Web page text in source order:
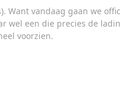
Want vandaag gaan we
wel een die precies de
voorzien.